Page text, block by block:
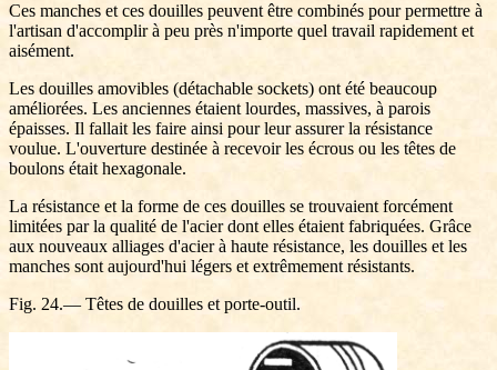
Ces manches et ces douilles peuvent être combinés pour permettre à
l'artisan d'accomplir à peu près n'importe quel travail rapidement et
aisément.
Les douilles amovibles (détachable sockets) ont été beaucoup
améliorées. Les anciennes étaient lourdes, massives, à parois
épaisses. Il fallait les faire ainsi pour leur assurer la résistance
voulue. L'ouverture destinée à recevoir les écrous ou les têtes de
boulons était hexagonale.
La résistance et la forme de ces douilles se trouvaient forcément
limitées par la qualité de l'acier dont elles étaient fabriquées. Grâce
aux nouveaux alliages d'acier à haute résistance, les douilles et les
manches sont aujourd'hui légers et extrêmement résistants.
Fig. 24.— Têtes de douilles et porte-outil.